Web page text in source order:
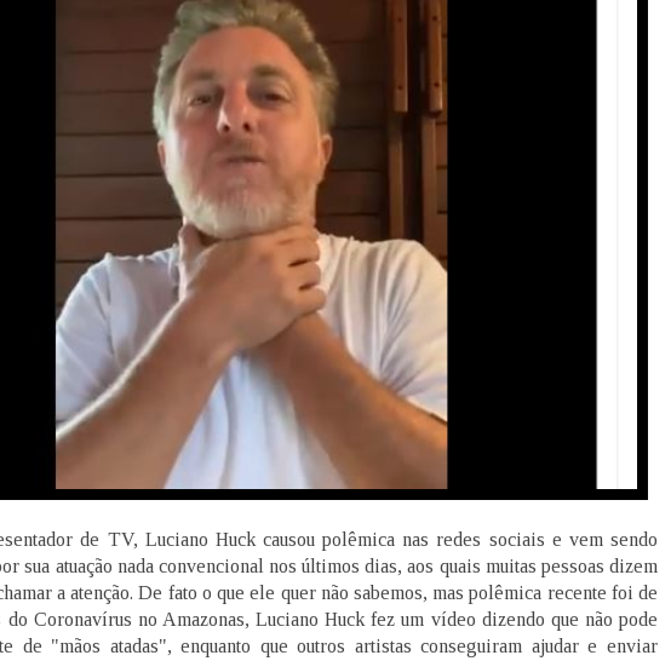
de TV, Luciano Huck causou polêmica nas redes sociais e vem sendo
sua atuação nada convencional nos últimos dias, aos quais muitas pessoas dizem
a atenção. De fato o que ele quer não sabemos, mas polêmica recente foi de
do Coronavírus no Amazonas, Luciano Huck fez um vídeo dizendo que não pode
de "mãos atadas", enquanto que outros artistas conseguiram ajudar e enviar